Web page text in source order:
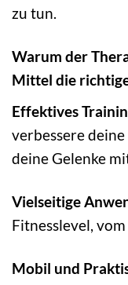
zu tun.
Warum der
Mittel die
Effektives
verbessere
deine Gelenke
Vielseitige
Fitnesslevel,
Mobil und